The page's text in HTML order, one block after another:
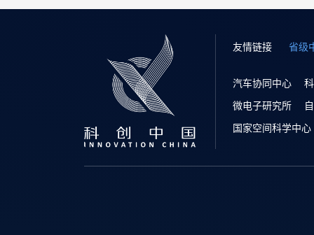
友情链接 省级
汽车协同中心
微电子研究所
国家空间科学中心